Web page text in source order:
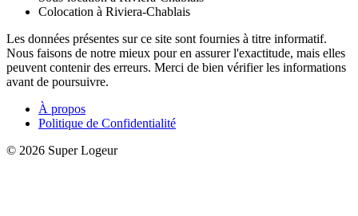
Colocation à Riviera-Chablais
Les données présentes sur ce site sont fournies à titre informatif.
Nous faisons de notre mieux pour en assurer l'exactitude, mais elles
peuvent contenir des erreurs. Merci de bien vérifier les informations
avant de poursuivre.
À propos
Politique de Confidentialité
© 2026 Super Logeur